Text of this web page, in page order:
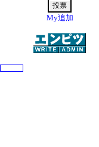
My追加